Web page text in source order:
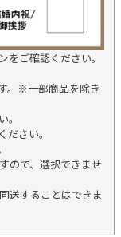
ご確認ください。
。※一部商品を除き
さい。
ので、選択できませ
送することはできま